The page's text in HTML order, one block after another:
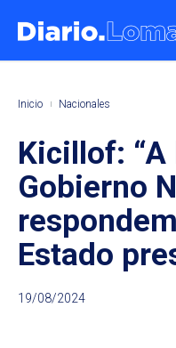
Inicio Nacionales
Kicillof: “A
Gobierno
Estado
19/08/2024